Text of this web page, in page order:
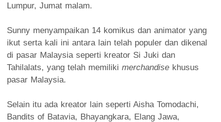
Lumpur, Jumat malam.
Sunny menyampaikan 14 komikus dan animator yang
ikut serta kali ini antara lain telah populer dan dikenal
di pasar Malaysia seperti kreator Si Juki dan
Tahilalats, yang telah memiliki merchandise khusus
pasar Malaysia.
Selain itu ada kreator lain seperti Aisha Tomodachi,
Bandits of Batavia, Bhayangkara, Elang Jawa,